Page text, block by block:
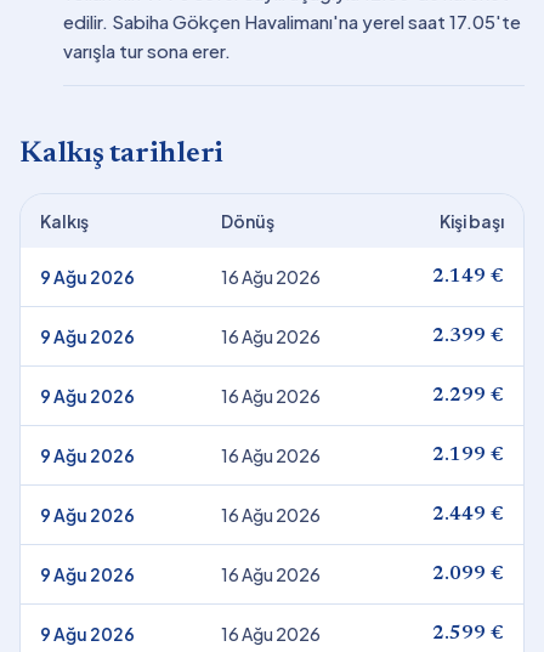
edilir. Sabiha Gökçen Havalimanı'na yerel saat 17.05'te
varışla tur sona erer.
Kalkış tarihleri
Kalkış Dönüş Kişi başı
9 Ağu 2026 16 Ağu 2026 2.149 €
9 Ağu 2026 16 Ağu 2026 2.399 €
9 Ağu 2026 16 Ağu 2026 2.299 €
9 Ağu 2026 16 Ağu 2026 2.199 €
9 Ağu 2026 16 Ağu 2026 2.449 €
9 Ağu 2026 16 Ağu 2026 2.099 €
9 Ağu 2026 16 Ağu 2026 2.599 €